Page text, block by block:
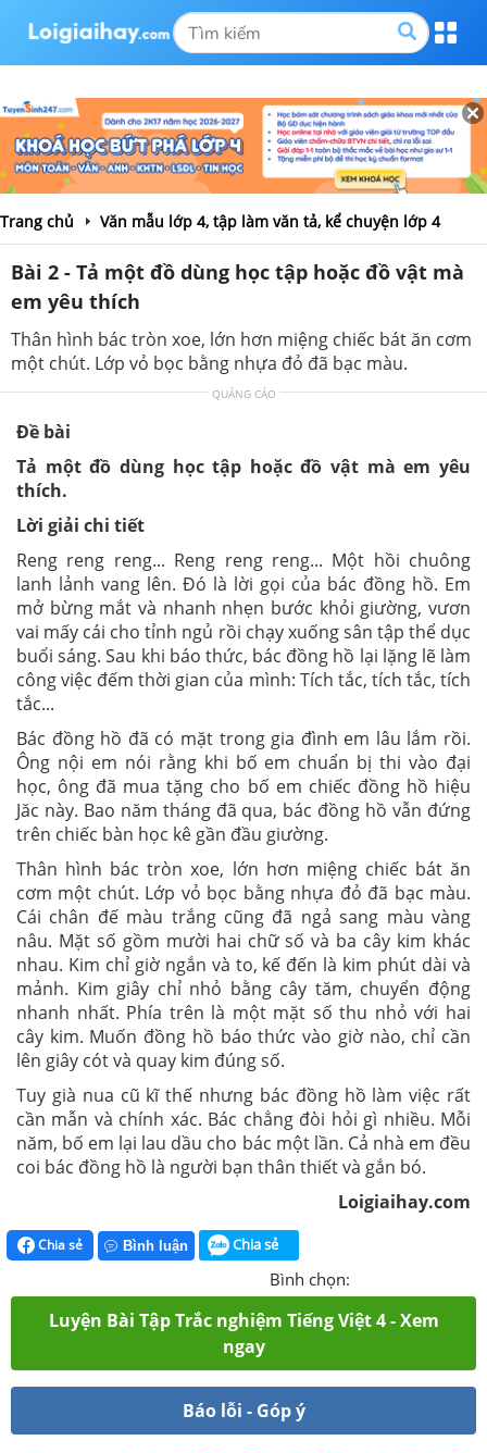
Trang chủ Văn mẫu lớp 4, tập làm văn tả, kể chuyện lớp 4
Bài 2 - Tả một đồ dùng học tập hoặc đồ vật mà
em yêu thích
Thân hình bác tròn xoe, lớn hơn miệng chiếc bát ăn cơm
một chút. Lớp vỏ bọc bằng nhựa đỏ đã bạc màu.
QUẢNG CÁO
Đề bài
Tả một đồ dùng học tập hoặc đồ vật mà em yêu
thích.
Lời giải chi tiết
Reng reng reng... Reng reng reng... Một hồi chuông
lanh lảnh vang lên. Đó là lời gọi của bác đồng hồ. Em
mở bừng mắt và nhanh nhẹn bước khỏi giường, vươn
vai mấy cái cho tỉnh ngủ rồi chạy xuống sân tập thể dục
buổi sáng. Sau khi báo thức, bác đồng hồ lại lặng lẽ làm
công việc đếm thời gian của mình: Tích tắc, tích tắc, tích
tắc...
Bác đồng hồ đã có mặt trong gia đình em lâu lắm rồi.
Ông nội em nói rằng khi bố em chuẩn bị thi vào đại
học, ông đã mua tặng cho bố em chiếc đồng hồ hiệu
Jăc này. Bao năm tháng đã qua, bác đồng hồ vẫn đứng
trên chiếc bàn học kê gần đầu giường.
Thân hình bác tròn xoe, lớn hơn miệng chiếc bát ăn
cơm một chút. Lớp vỏ bọc bằng nhựa đỏ đã bạc màu.
Cái chân đế màu trắng cũng đã ngả sang màu vàng
nâu. Mặt số gồm mười hai chữ số và ba cây kim khác
nhau. Kim chỉ giờ ngắn và to, kế đến là kim phút dài và
mảnh. Kim giây chỉ nhỏ bằng cây tăm, chuyển động
nhanh nhất. Phía trên là một mặt số thu nhỏ với hai
cây kim. Muốn đồng hồ báo thức vào giờ nào, chỉ cần
lên giây cót và quay kim đúng số.
Tuy già nua cũ kĩ thế nhưng bác đồng hồ làm việc rất
cần mẫn và chính xác. Bác chẳng đòi hỏi gì nhiều. Mỗi
năm, bố em lại lau dầu cho bác một lần. Cả nhà em đều
coi bác đồng hồ là người bạn thân thiết và gắn bó.
Loigiaihay.com
Chia sẻ Bình luận Chia sẻ
Bình chọn:
Luyện Bài Tập Trắc nghiệm Tiếng Việt 4 - Xem
ngay
Báo lỗi - Góp ý